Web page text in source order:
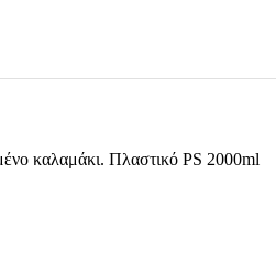
καλαμάκι. Πλαστικό PS 2000ml